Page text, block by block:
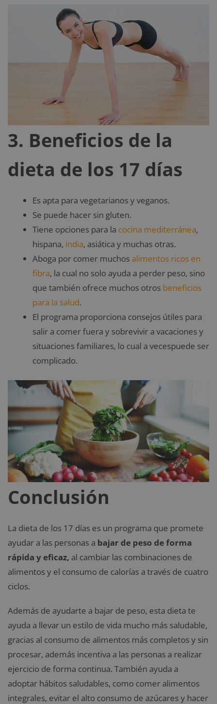
3. Beneficios de la
dieta de los 17 días
Es apta para vegetarianos y veganos.
Se puede hacer sin gluten.
Tiene opciones para la cocina mediterránea,
hispana, india, asiática y muchas otras.
Aboga por comer muchosalimentos ricos en
fibra, la cual no solo ayuda a perder peso, sino
que también ofrece muchos otros beneficios
para la salud.
El programa proporciona consejos útiles para
salir a comer fuera y sobrevivir a vacaciones y
situaciones familiares, lo cual a vecespuede ser
complicado.
Conclusión
La dieta de los 17 días es un programa que promete
ayudar a las personas a bajar de peso de forma
rápida y eficaz, al cambiar las combinaciones de
alimentos y el consumo de calorías a través de cuatro
ciclos.
Además de ayudarte a bajar de peso, esta dieta te
ayuda a llevar un estilo de vida mucho más saludable,
gracias al consumo de alimentos más completos y sin
procesar, además incentiva a las personas a realizar
ejercicio de forma continua. También ayuda a
adoptar hábitos saludables, como comer alimentos
integrales, evitar el alto consumo de azúcares y hacer